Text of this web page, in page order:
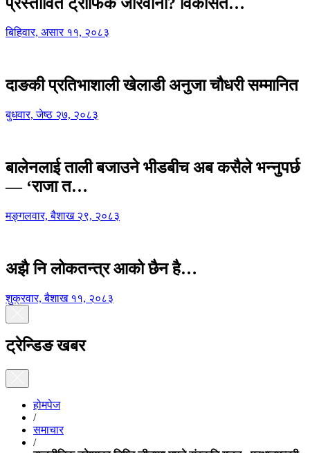
बिहिवार, असार ११, २०८३
दाङकी प्रतिभाशाली खेलाडी अनुजा चौधरी सम्मानित
बुधवार, जेष्ठ २७, २०८३
बालेनलाई ताली बजाउने भीडबीच अब कसैले भन्नुपर्छ
— ‘राजा त…
मङ्गलवार, बैशाख २९, २०८३
अझै नि लोकतन्त्र आको छैन है…
शुक्रवार, बैशाख ११, २०८३
ट्रेन्डिङ खबर
होमपेज
/
समाचार
/